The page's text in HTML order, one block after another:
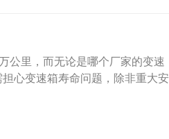
公里，而无论是哪个厂家的变速
心变速箱寿命问题，除非重大安
绍：1、7速dsg干式双离合实际
性比不上湿式离合器，为此所